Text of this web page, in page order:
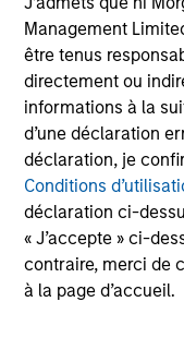
Management
être tenus
directement ou
informations à la
d’une déclaration
déclaration, je
Conditions
déclaration ci-
« J’accepte » ci-
contraire, merci de
à la page d’accueil.
A global
1
The process
macroeconomic